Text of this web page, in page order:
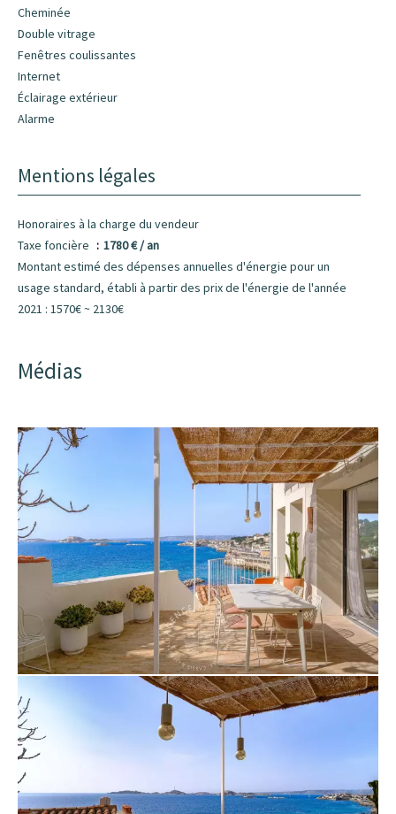
Cheminée
Double vitrage
Fenêtres coulissantes
Internet
Éclairage extérieur
Alarme
Mentions légales
Honoraires à la charge du vendeur
Taxe foncière
1780 € / an
Montant estimé des dépenses annuelles d'énergie pour un
usage standard, établi à partir des prix de l'énergie de l'année
2021 : 1570€ ~ 2130€
Médias